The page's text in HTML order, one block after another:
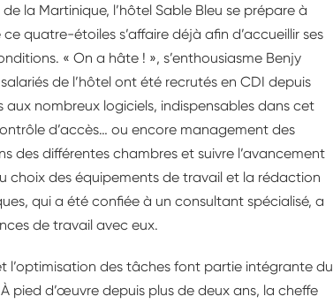
la Martinique, l’hôtel Sable Bleu se prépare à
quatre-étoiles s’affaire déjà afin d’accueillir ses
« On a hâte ! », s’enthousiasme Benjy
de l’hôtel ont été recrutés en CDI depuis
aux nombreux logiciels, indispensables dans cet
d’accès… ou encore management des
des différentes chambres et suivre l’avancement
choix des équipements de travail et la rédaction
qui a été confiée à un consultant spécialisé, a
de travail avec eux.
l’optimisation des tâches font partie intégrante du
pied d’œuvre depuis plus de deux ans, la cheffe